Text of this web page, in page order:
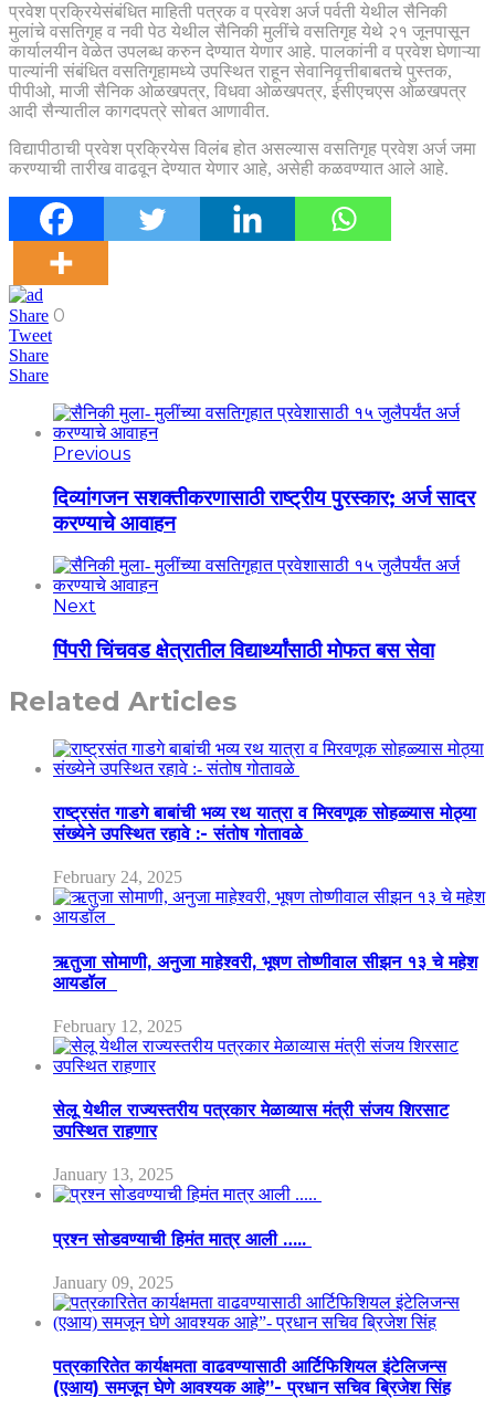
प्रवेश प्रक्रियेसंबंधित माहिती पत्रक व प्रवेश अर्ज पर्वती येथील सैनिकी
मुलांचे वसतिगृह व नवी पेठ येथील सैनिकी मुलींचे वसतिगृह येथे २१ जूनपासून
कार्यालयीन वेळेत उपलब्ध करुन देण्यात येणार आहे. पालकांनी व प्रवेश घेणाऱ्या
पाल्यांनी संबंधित वसतिगृहामध्ये उपस्थित राहून सेवानिवृत्तीबाबतचे पुस्तक,
पीपीओ, माजी सैनिक ओळखपत्र, विधवा ओळखपत्र, ईसीएचएस ओळखपत्र
आदी सैन्यातील कागदपत्रे सोबत आणावीत.
विद्यापीठाची प्रवेश प्रक्रियेस विलंब होत असल्यास वसतिगृह प्रवेश अर्ज जमा
करण्याची तारीख वाढवून देण्यात येणार आहे, असेही कळवण्यात आले आहे.
Share 0
Tweet
Share
Share
Previous
दिव्यांगजन सशक्तीकरणासाठी राष्ट्रीय पुरस्कार; अर्ज सादर
करण्याचे आवाहन
Next
पिंपरी चिंचवड क्षेत्रातील विद्यार्थ्यांसाठी मोफत बस सेवा
Related Articles
राष्ट्रसंत गाडगे बाबांची भव्य रथ यात्रा व मिरवणूक सोहळ्यास मोठ्या
संख्येने उपस्थित रहावे :- संतोष गोतावळे
February 24, 2025
ऋतुजा सोमाणी, अनुजा माहेश्वरी, भूषण तोष्णीवाल सीझन १३ चे महेश
आयडॉल
February 12, 2025
सेलू येथील राज्यस्तरीय पत्रकार मेळाव्यास मंत्री संजय शिरसाट
उपस्थित राहणार
January 13, 2025
प्रश्न सोडवण्याची हिमंत मात्र आली …..
January 09, 2025
पत्रकारितेत कार्यक्षमता वाढवण्यासाठी आर्टिफिशियल इंटेलिजन्स
(एआय) समजून घेणे आवश्यक आहे”- प्रधान सचिव ब्रिजेश सिंह